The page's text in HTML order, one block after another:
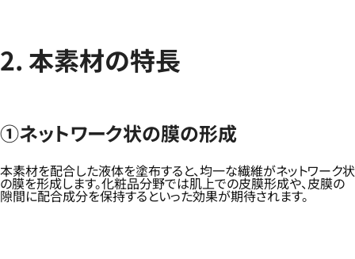
2. 本素材の特長
①ネットワーク状の膜の形成
本素材を配合した液体を塗布すると、均一な繊維がネットワーク状
の膜を形成します。化粧品分野では肌上での皮膜形成や、皮膜の
隙間に配合成分を保持するといった効果が期待されます。